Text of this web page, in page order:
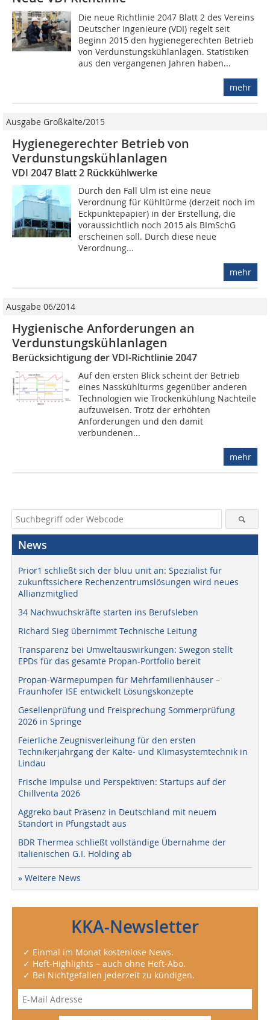
Die neue Richtlinie 2047 Blatt 2 des Vereins
Deutscher Ingenieure (VDI) regelt seit
Beginn 2015 den hygienegerechten Betrieb
von Verdunstungskühlanlagen. Statistiken
aus den vergangenen Jahren haben...
mehr
Ausgabe Großkälte/2015
Hygienegerechter Betrieb von
Verdunstungskühlanlagen
VDI 2047 Blatt 2 Rückkühlwerke
Durch den Fall Ulm ist eine neue
Verordnung für Kühltürme (derzeit noch im
Eckpunktepapier) in der Erstellung, die
voraussichtlich noch 2015 als BImSchG
erscheinen soll. Durch diese neue
Verordnung...
mehr
Ausgabe 06/2014
Hygienische Anforderungen an
Verdunstungskühlanlagen
Berücksichtigung der VDI-Richtlinie 2047
Auf den ersten Blick scheint der Betrieb
eines Nasskühlturms gegenüber anderen
Technologien wie Trockenkühlung Nachteile
aufzuweisen. Trotz der erhöhten
Anforderungen und den damit
verbundenen...
mehr
News
Prior1 schließt sich der bluu unit an: Spezialist für
zukunftssichere Rechenzentrumslösungen wird neues
Allianzmitglied
34 Nachwuchskräfte starten ins Berufsleben
Richard Sieg übernimmt Technische Leitung
Transparenz bei Umweltauswirkungen: Swegon stellt
EPDs für das gesamte Propan-Portfolio bereit
Propan-Wärmepumpen für Mehrfamilienhäuser –
Fraunhofer ISE entwickelt Lösungskonzepte
Gesellenprüfung und Freisprechung Sommerprüfung
2026 in Springe
Feierliche Zeugnisverleihung für den ersten
Technikerjahrgang der Kälte- und Klimasystemtechnik in
Lindau
Frische Impulse und Perspektiven: Startups auf der
Chillventa 2026
Aggreko baut Präsenz in Deutschland mit neuem
Standort in Pfungstadt aus
BDR Thermea schließt vollständige Übernahme der
italienischen G.I. Holding ab
» Weitere News
KKA-Newsletter
✓ Einmal im Monat kostenlose News.
✓ Heft-Highlights – auch ohne Heft-Abo.
✓ Bei Nichtgefallen jederzeit zu kündigen.